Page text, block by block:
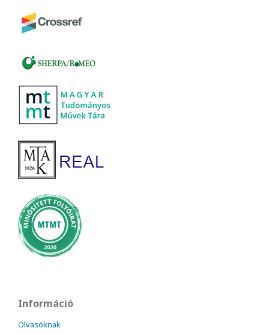
Információ
Olvasóknak